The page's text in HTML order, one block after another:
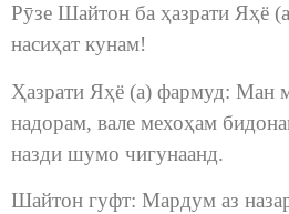
Рӯзе Шайтон ба ҳазрати Яҳё
насиҳат кунам!
Ҳазрати Яҳё (а) фармуд: Ман
надорам, вале мехоҳам
назди шумо чигунаанд.
Шайтон гуфт: Мардум аз